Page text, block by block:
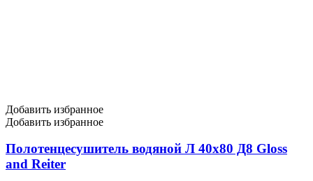
Добавить избранное
Добавить избранное
Полотенцесушитель водяной Л 40х80 Д8 Gloss
and Reiter